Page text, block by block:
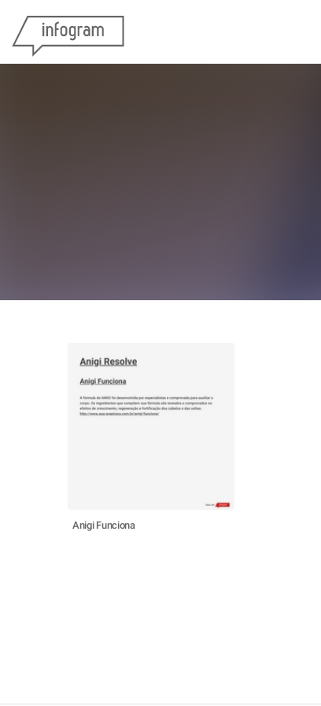
Anigi Funciona